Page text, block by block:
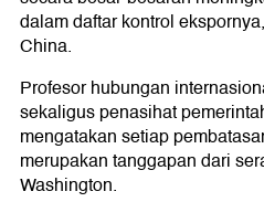
dalam daftar kontrol
China.
Profesor hubungan
sekaligus penasihat
mengatakan setiap
merupakan tanggapan dari
Washington.